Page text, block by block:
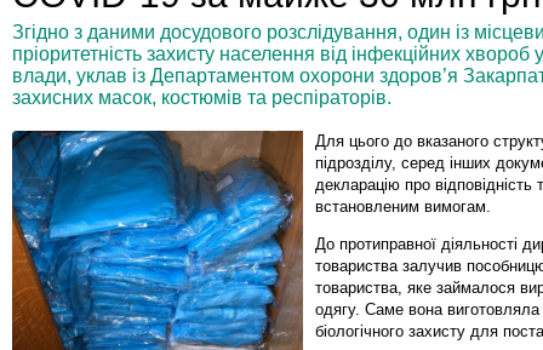
Згідно з даними досудового розслідування, один із
пріоритетність захисту населення від інфекційних хвороб
влади, уклав із Департаментом охорони здоров’я
захисних масок, костюмів та респіраторів.
Для цього до вказаного
підрозділу, серед інших
декларацію про відповідність
встановленим вимогам.
До протиправної діяльності
товариства залучив
товариства, яке займалося
одягу. Саме вона
біологічного захисту для